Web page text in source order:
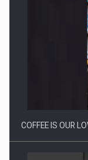
Webinar -
Investitii
COFFEE IS OUR